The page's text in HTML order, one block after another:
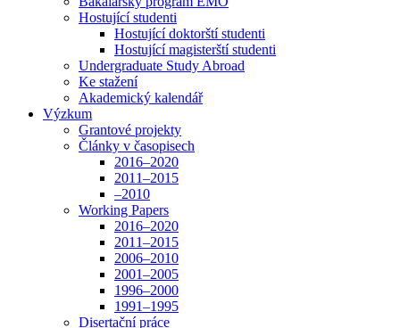
Hostující studenti
Hostující doktorští studenti
Hostující magisterští studenti
Undergraduate Study Abroad
Ke stažení
Akademický kalendář
Výzkum
Grantové projekty
Články v časopisech
2016–2020
2011–2015
–2010
Working Papers
2016–2020
2011–2015
2006–2010
2001–2005
1996–2000
1991–1995
Disertační práce